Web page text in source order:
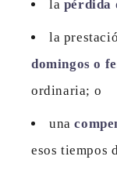
la pérdida
la
domingos o
ordinaria; o
una
esos tiempos